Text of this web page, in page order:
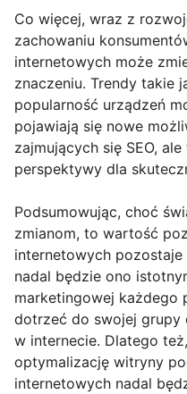
Co więcej, wraz z
zachowaniu
internetowych może
znaczeniu. Trendy takie
popularność urządzeń
pojawiają się nowe
zajmujących się SEO,
perspektywy dla
Podsumowując, choć
zmianom, to wartość
internetowych
nadal będzie ono
marketingowej każdego
dotrzeć do swojej grupy
w internecie. Dlatego
optymalizację witryny
internetowych nadal